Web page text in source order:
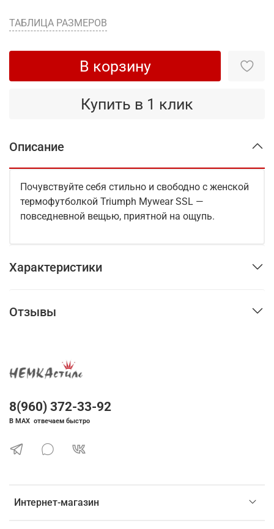
ТАБЛИЦА РАЗМЕРОВ
В корзину
Купить в 1 клик
Описание
Почувствуйте себя стильно и свободно с женской
термофутболкой Triumph Mywear SSL —
повседневной вещью, приятной на ощупь.
Характеристики
Отзывы
Интернет-магазин
8(960) 372-33-92
В MAX отвечаем быстро